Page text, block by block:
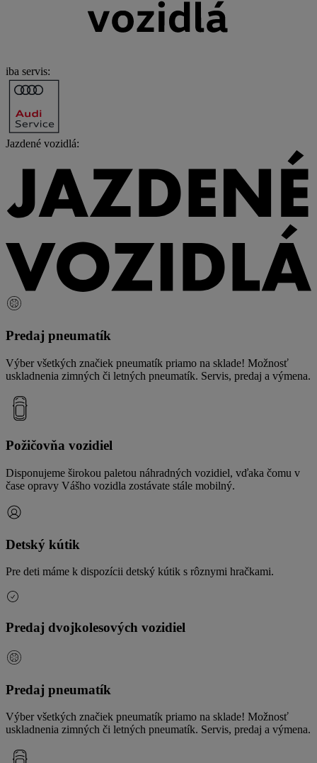
iba servis:
Jazdené vozidlá:
Predaj pneumatík
Výber všetkých značiek pneumatík priamo na sklade! Možnosť
uskladnenia zimných či letných pneumatík. Servis, predaj a výmena.
Požičovňa vozidiel
Disponujeme širokou paletou náhradných vozidiel, vďaka čomu v
čase opravy Vášho vozidla zostávate stále mobilný.
Detský kútik
Pre deti máme k dispozícii detský kútik s rôznymi hračkami.
Predaj dvojkolesových vozidiel
Predaj pneumatík
Výber všetkých značiek pneumatík priamo na sklade! Možnosť
uskladnenia zimných či letných pneumatík. Servis, predaj a výmena.